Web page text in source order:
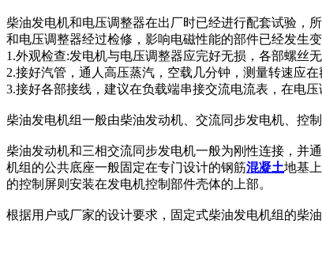
柴油发电机和电压调整器在出厂时已经进行配套试验，
和电压调整器经过检修，影响电磁性能的部件已经发生
1.外观检查:发电机与电压调整器应完好无损，各部螺丝
2.接好汽管，通人高压蒸汽，空载几分钟，测量转速应
3.接好各部接线，建议在负载端串接交流电流表，在电
柴油发电机组一般由柴油发动机、交流同步发电机、控
柴油发动机和三相交流同步发电机一般为刚性连接，并
机组的公共底座一般固定在专门设计的钢筋混凝土地基
的控制屏则安装在发电机控制部件壳体的上部。
根据用户或厂家的设计要求，固定式柴油发电机组的柴